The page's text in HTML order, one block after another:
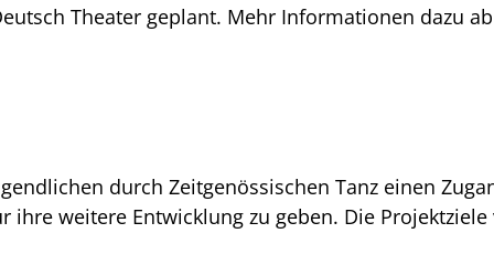
Theater geplant. Mehr Informationen dazu
durch Zeitgenössischen Tanz einen
weitere Entwicklung zu geben. Die